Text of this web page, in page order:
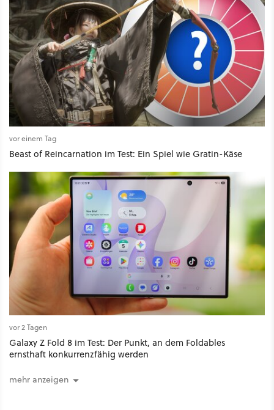
vor einem Tag
Beast of Reincarnation im Test: Ein Spiel wie Gratin-Käse
vor 2 Tagen
Galaxy Z Fold 8 im Test: Der Punkt, an dem Foldables
ernsthaft konkurrenzfähig werden
mehr anzeigen